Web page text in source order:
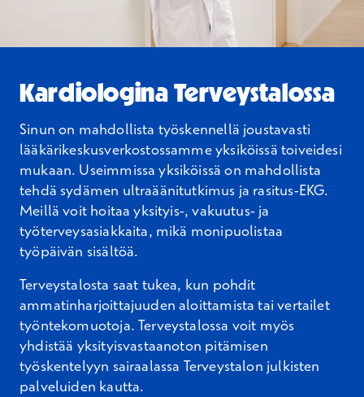
Kardiologina Terveystalossa
Sinun on mahdollista työskennellä joustavasti
lääkärikeskusverkostossamme yksiköissä toiveidesi
mukaan. Useimmissa yksiköissä on mahdollista
tehdä sydämen ultraäänitutkimus ja rasitus-EKG.
Meillä voit hoitaa yksityis-, vakuutus- ja
työterveysasiakkaita, mikä monipuolistaa
työpäivän sisältöä.
Terveystalosta saat tukea, kun pohdit
ammatinharjoittajuuden aloittamista tai vertailet
työntekomuotoja. Terveystalossa voit myös
yhdistää yksityisvastaanoton pitämisen
työskentelyyn sairaalassa Terveystalon julkisten
palveluiden kautta.